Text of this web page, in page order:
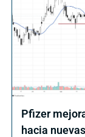
Pfizer
hacia